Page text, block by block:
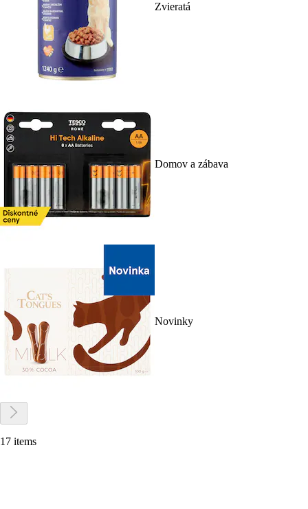
Zvieratá
Domov a zábava
Novinky
17 items